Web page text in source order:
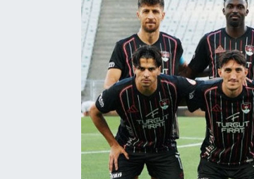
EKONOMİ
Eleman